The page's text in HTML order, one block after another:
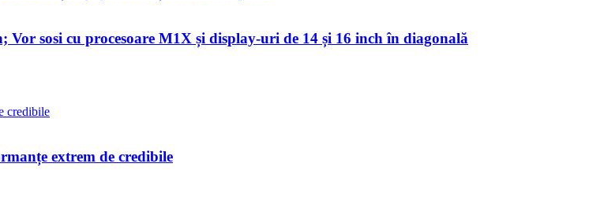
sosi cu procesoare M1X și display-uri de 14 și 16 inch în diagonală
extrem de credibile